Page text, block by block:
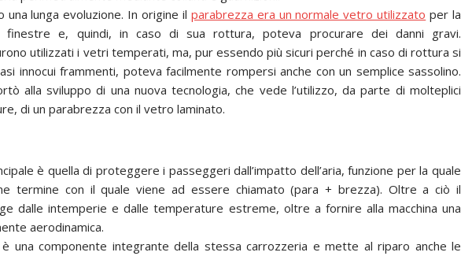
lunga evoluzione. In origine il parabrezza era un normale vetro utilizzato per la
finestre e, quindi, in caso di sua rottura, poteva procurare dei danni gravi.
utilizzati i vetri temperati, ma, pur essendo più sicuri perché in caso di rottura si
innocui frammenti, poteva facilmente rompersi anche con un semplice sassolino.
alla sviluppo di una nuova tecnologia, che vede l’utilizzo, da parte di molteplici
di un parabrezza con il vetro laminato.
è quella di proteggere i passeggeri dall’impatto dell’aria, funzione per la quale
termine con il quale viene ad essere chiamato (para + brezza). Oltre a ciò il
dalle intemperie e dalle temperature estreme, oltre a fornire alla macchina una
aerodinamica.
una componente integrante della stessa carrozzeria e mette al riparo anche le